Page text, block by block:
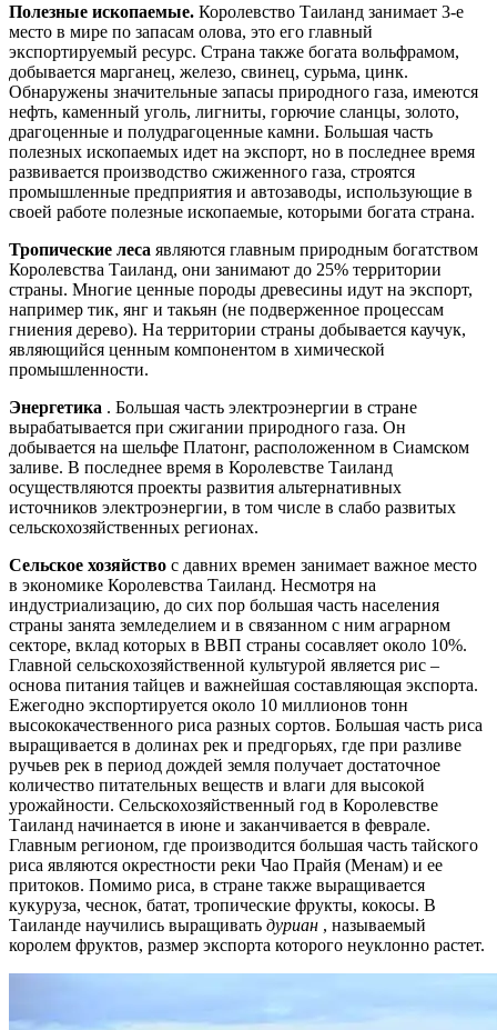
Полезные ископаемые. Королевство Таиланд занимает 3-е
место в мире по запасам олова, это его главный
экспортируемый ресурс. Страна также богата вольфрамом,
добывается марганец, железо, свинец, сурьма, цинк.
Обнаружены значительные запасы природного газа, имеются
нефть, каменный уголь, лигниты, горючие сланцы, золото,
драгоценные и полудрагоценные камни. Большая часть
полезных ископаемых идет на экспорт, но в последнее время
развивается производство сжиженного газа, строятся
промышленные предприятия и автозаводы, использующие в
своей работе полезные ископаемые, которыми богата страна.
Тропические леса являются главным природным богатством
Королевства Таиланд, они занимают до 25% территории
страны. Многие ценные породы древесины идут на экспорт,
например тик, янг и такьян (не подверженное процессам
гниения дерево). На территории страны добывается каучук,
являющийся ценным компонентом в химической
промышленности.
Энергетика . Большая часть электроэнергии в стране
вырабатывается при сжигании природного газа. Он
добывается на шельфе Платонг, расположенном в Сиамском
заливе. В последнее время в Королевстве Таиланд
осуществляются проекты развития альтернативных
источников электроэнергии, в том числе в слабо развитых
сельскохозяйственных регионах.
Сельское хозяйство с давних времен занимает важное место
в экономике Королевства Таиланд. Несмотря на
индустриализацию, до сих пор большая часть населения
страны занята земледелием и в связанном с ним аграрном
секторе, вклад которых в ВВП страны сосавляет около 10%.
Главной сельскохозяйственной культурой является рис –
основа питания тайцев и важнейшая составляющая экспорта.
Ежегодно экспортируется около 10 миллионов тонн
высококачественного риса разных сортов. Большая часть риса
выращивается в долинах рек и предгорьях, где при разливе
ручьев рек в период дождей земля получает достаточное
количество питательных веществ и влаги для высокой
урожайности. Сельскохозяйственный год в Королевстве
Таиланд начинается в июне и заканчивается в феврале.
Главным регионом, где производится большая часть тайского
риса являются окрестности реки Чао Прайя (Менам) и ее
притоков. Помимо риса, в стране также выращивается
кукуруза, чеснок, батат, тропические фрукты, кокосы. В
Таиланде научились выращивать дуриан , называемый
королем фруктов, размер экспорта которого неуклонно растет.